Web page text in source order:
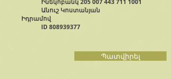
Ինեկոբանկ 205 007 443 711 1001
Անուշ Կոստանյան
Իդրամով
ID 808939377
Պատվիրել